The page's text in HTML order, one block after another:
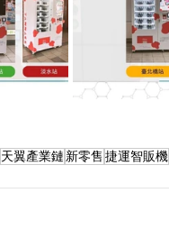
天翼產業鏈 新零售捷運智販機